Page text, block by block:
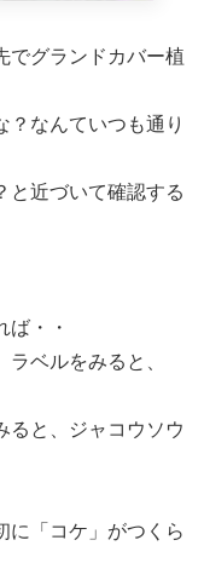
でグランドカバー植
？なんていつも通り
と近づいて確認する
ば・・
ベルをみると、
ると、ジャコウソウ
に「コケ」がつくら